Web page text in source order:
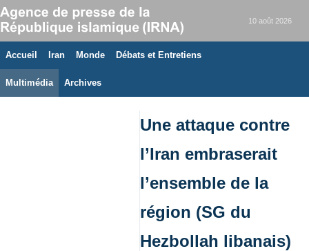
10 août 2026
Accueil Iran Monde Débats et Entretiens
Multimédia Archives
Une attaque contre
l’Iran embraserait
l’ensemble de la
région (SG du
Hezbollah libanais)